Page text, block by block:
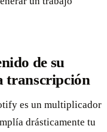
de su
transcripción
es un multiplicador
drásticamente tu